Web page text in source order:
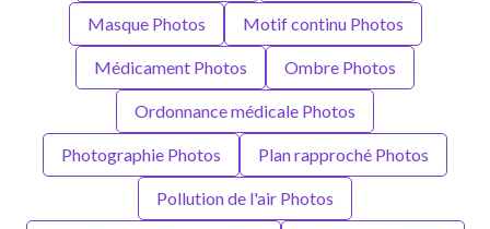
Masque Photos Motif continu Photos
Médicament Photos Ombre Photos
Ordonnance médicale Photos
Photographie Photos Plan rapproché Photos
Pollution de l'air Photos